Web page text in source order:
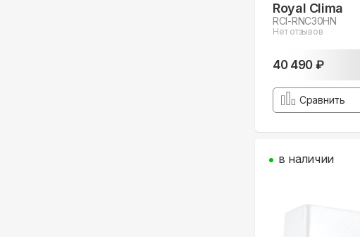
Royal Clima
RCI-RNC30HN
Нет отзывов
40 490 ₽
Сравнить
в наличии